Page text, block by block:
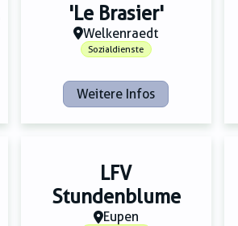
'Le Brasier'
Welkenraedt
Sozialdienste
Weitere Infos
LFV
Stundenblume
Eupen